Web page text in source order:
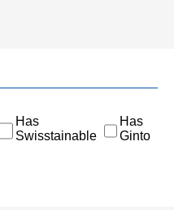
Has
Swisstainable
Has
Ginto